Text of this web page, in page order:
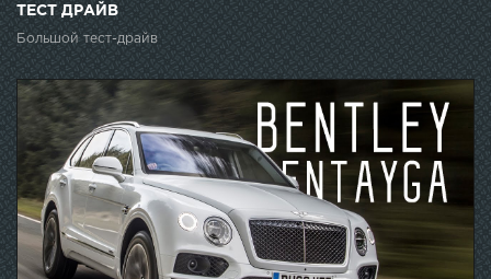
ТЕСТ ДРАЙВ
Большой тест-драйв